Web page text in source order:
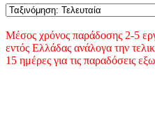
Μέσος χρόνος παράδοσης 2-5
εντός Ελλάδας ανάλογα την
15 ημέρες για τις παραδόσεις